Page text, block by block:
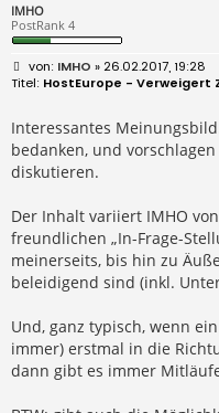
IMHO
PostRank 4
B
e
r
a
g
IMHO » 26.02.2017, 19:28
HostEurope - Verweigert
Interessantes
bedanken, und
diskutieren.
Der Inhalt variiert IMHO
freundlichen „In-Frage-
meinerseits, bis hin zu
beleidigend sind (inkl.
Und, ganz typisch, wenn
immer) erstmal in die
dann gibt es immer